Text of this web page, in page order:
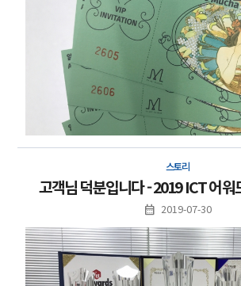
스토리
고객님 덕분입니다 - 2019 ICT 어워
2019-07-30